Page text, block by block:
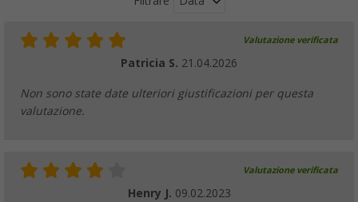
Valutazione verificata
Patricia S. 21.04.2026
Non sono state date ulteriori giustificazioni per questa
valutazione.
Valutazione verificata
Henry J. 09.02.2023